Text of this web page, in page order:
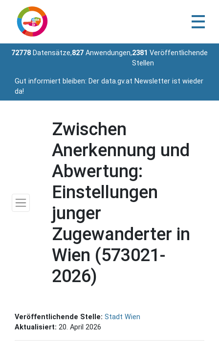
72778 Datensätze,827 Anwendungen,2381 Veröffentlichende
Stellen
Gut informiert bleiben: Der data.gv.at Newsletter ist wieder
da!
Zwischen
Anerkennung und
Abwertung:
Einstellungen
junger
Zugewanderter in
Wien (573021-
2026)
Veröffentlichende Stelle: Stadt Wien
Aktualisiert: 20. April 2026